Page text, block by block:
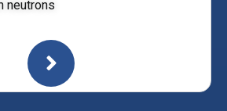
neutrons